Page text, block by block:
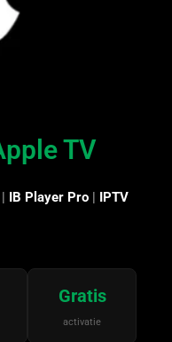
TV
| IB Player Pro | IPTV
Gratis
activatie